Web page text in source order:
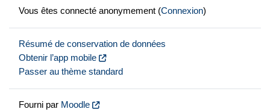
Vous êtes connecté anonymement (Connexion)
Résumé de conservation de données
Obtenir l’app mobile
Passer au thème standard
Fourni par Moodle